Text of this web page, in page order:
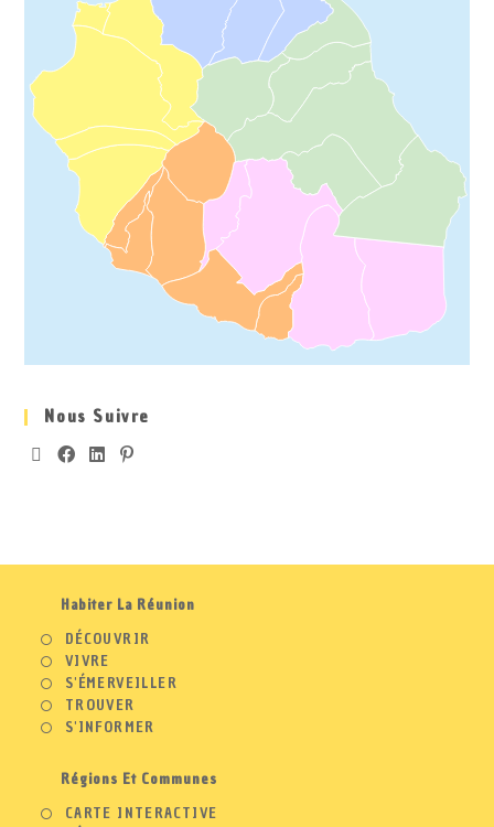
Nous Suivre
Habiter La Réunion
DÉCOUVRIR
VIVRE
S'ÉMERVEILLER
TROUVER
S'INFORMER
Régions Et Communes
CARTE INTERACTIVE